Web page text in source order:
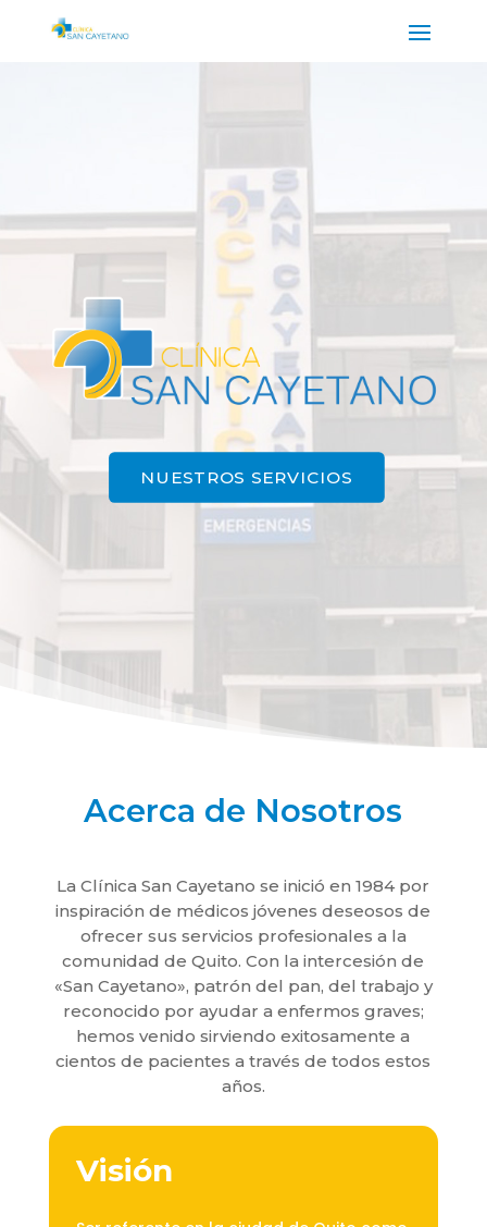
NUESTROS SERVICIOS
Acerca de Nosotros
La Clínica San Cayetano se inició en 1984 por
inspiración de médicos jóvenes deseosos de
ofrecer sus servicios profesionales a la
comunidad de Quito. Con la intercesión de
«San Cayetano», patrón del pan, del trabajo y
reconocido por ayudar a enfermos graves;
hemos venido sirviendo exitosamente a
cientos de pacientes a través de todos estos
años.
Visión